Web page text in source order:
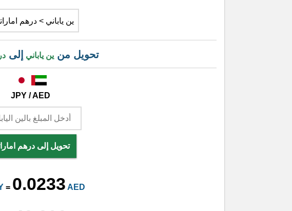
تحويل منين ياباني إلى
JPY / AED
تحويل إلى درهم
= 0.0233 AED